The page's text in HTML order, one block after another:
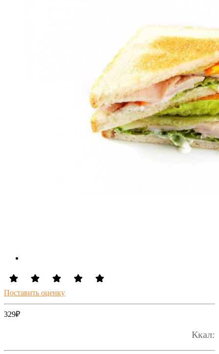
Поставить оценку
329₽
Ккал: